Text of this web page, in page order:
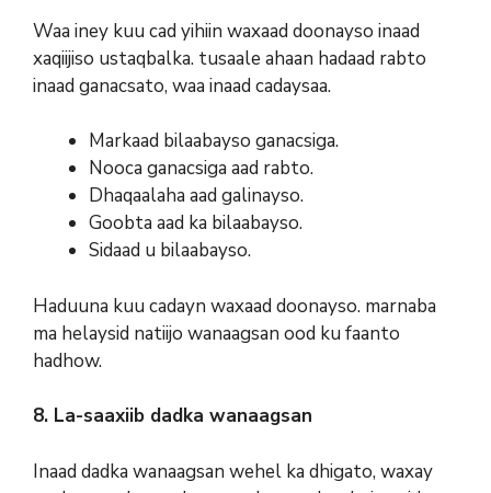
Waa iney kuu cad yihiin waxaad doonayso inaad
xaqiijiso ustaqbalka. tusaale ahaan hadaad rabto
inaad ganacsato, waa inaad cadaysaa.
Markaad bilaabayso ganacsiga.
Nooca ganacsiga aad rabto.
Dhaqaalaha aad galinayso.
Goobta aad ka bilaabayso.
Sidaad u bilaabayso.
Haduuna kuu cadayn waxaad doonayso. marnaba
ma helaysid natiijo wanaagsan ood ku faanto
hadhow.
8. La-saaxiib dadka wanaagsan
Inaad dadka wanaagsan wehel ka dhigato, waxay